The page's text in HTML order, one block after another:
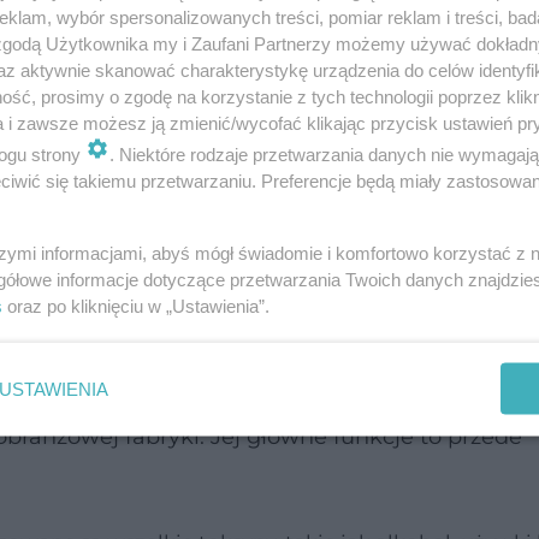
podzielić na 4 płaty, a komórki tworzące jej
ten narząd musi przepłynąć krew z całego
dostarczającej składniki odżywcze do reszty
wątrobę z
fabryki. Jej główne funkcje to przede
wybór spersonalizowanych treści, pomiar reklam i treści,
Użytkownika my i Zaufani Partnerzy możemy używać
aktywnie skanować charakterystykę urządzenia do celów
prosimy o zgodę na korzystanie z tych technologii poprzez
i zawsze możesz ją zmienić/wycofać klikając przycisk ustawień
strony
. Niektóre rodzaje przetwarzania danych nie
się takiemu przetwarzaniu. Preferencje będą miały
informacjami, abyś mógł świadomie i komfortowo korzystać z
informacje dotyczące przetwarzania Twoich danych
oraz po kliknięciu w „Ustawienia”.
USTAWIENIA